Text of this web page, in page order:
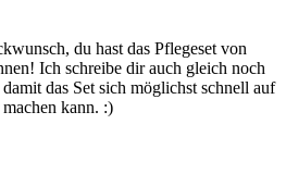
du hast das Pflegeset von
Ich schreibe dir auch gleich noch
das Set sich möglichst schnell auf
kann. :)